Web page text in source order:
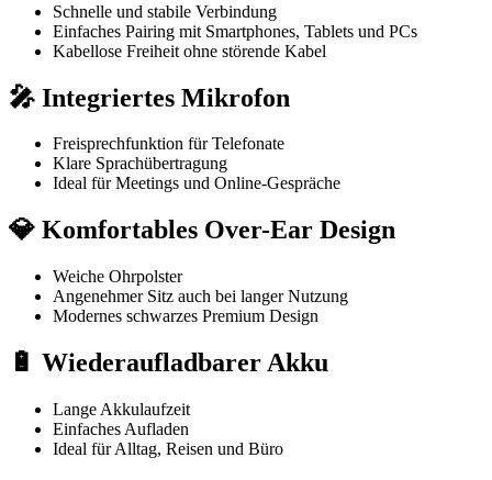
Schnelle und stabile Verbindung
Einfaches Pairing mit Smartphones, Tablets und PCs
Kabellose Freiheit ohne störende Kabel
🎤 Integriertes Mikrofon
Freisprechfunktion für Telefonate
Klare Sprachübertragung
Ideal für Meetings und Online-Gespräche
💎 Komfortables Over-Ear Design
Weiche Ohrpolster
Angenehmer Sitz auch bei langer Nutzung
Modernes schwarzes Premium Design
🔋 Wiederaufladbarer Akku
Lange Akkulaufzeit
Einfaches Aufladen
Ideal für Alltag, Reisen und Büro